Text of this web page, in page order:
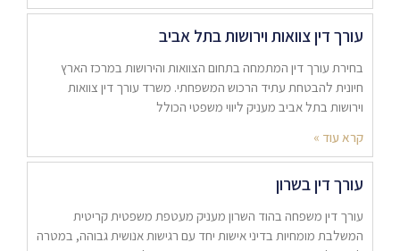
עורך דין צוואות וירושות בתל אביב
בחירת עורך דין המתמחה בתחום הצוואות והירושות במרכז הארץ
חיונית להבטחת עתיד הרכוש המשפחתי. משרד עורך דין צוואות
וירושות בתל אביב מעניק ליווי משפטי הכולל
קרא עוד »
עורך דין בשרון
עורך דין משפחה בהוד השרון מעניק מעטפת משפטית קריטית
המשלבת מומחיות בדיני אישות יחד עם רגישות אנושית גבוהה, במטרה